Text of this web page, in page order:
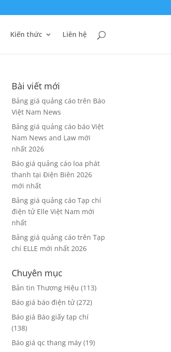
Kiến thức Liên hệ
Bài viết mới
Bảng giá quảng cáo trên Báo
Việt Nam News
Bảng giá quảng cáo báo Việt
Nam News and Law mới
nhất 2026
Báo giá quảng cáo loa phát
thanh tại Điện Biên 2026
mới nhất
Bảng giá quảng cáo Tạp chí
điện tử Elle Việt Nam mới
nhất
Bảng giá quảng cáo trên Tạp
chí ELLE mới nhất 2026
Chuyên mục
Bản tin Thương Hiệu (113)
Báo giá báo điện tử(272)
Báo giá Báo giấy tạp chí
(138)
Báo giá qc thang máy (19)